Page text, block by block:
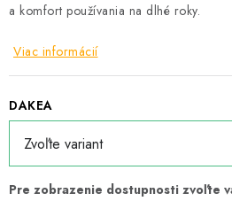
a komfort používania na dlhé roky.
Viac informácií
DAKEA